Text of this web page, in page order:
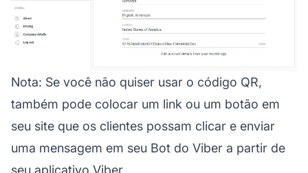
Nota: Se você não quiser usar o código QR,
também pode colocar um link ou um botão em
seu site que os clientes possam clicar e enviar
uma mensagem em seu Bot do Viber a partir de
seu aplicativo Viber.